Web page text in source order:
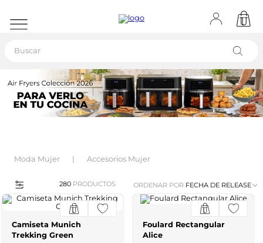
Moda Mujer Accesorios Mujer
280 PRODUCTOS ORDENAR POR FECHA DE RELEASE
Camiseta Munich
Trekking Green
Foulard Rectangular
Alice